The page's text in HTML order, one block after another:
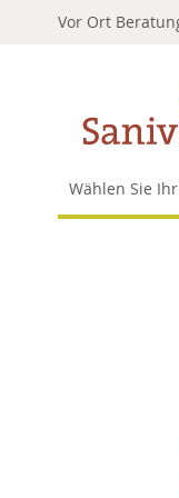
Vor Ort
Wählen Sie